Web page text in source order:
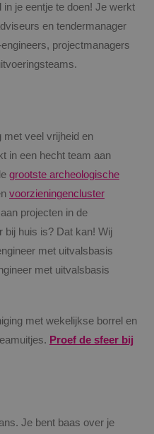
je eentje te doen! Je werkt
en tendermanager
projectmanagers
met veel vrijheid en
in een hecht team aan
grootste archeologische
voorzieningencluster
projecten in de
bij huis is? Dat kan! Wij
met uitvalsbasis
met uitvalsbasis
met wekelijkse borrel en
Proef de sfeer bij
Je bent baas over je